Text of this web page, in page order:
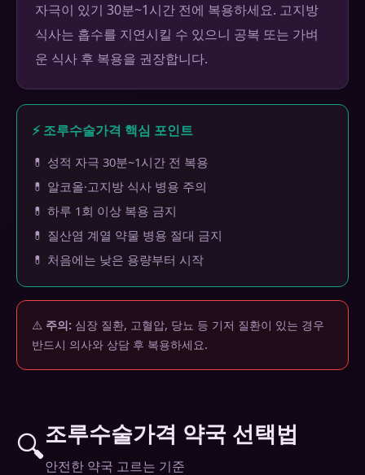
자극이 있기 30분~1시간 전에 복용하세요. 고지방
식사는 흡수를 지연시킬 수 있으니 공복 또는 가벼
운 식사 후 복용을 권장합니다.
⚡ 조루수술가격 핵심 포인트
💊 성적 자극 30분~1시간 전 복용
💊 알코올·고지방 식사 병용 주의
💊 하루 1회 이상 복용 금지
💊 질산염 계열 약물 병용 절대 금지
💊 처음에는 낮은 용량부터 시작
⚠️ 주의: 심장 질환, 고혈압, 당뇨 등 기저 질환이 있는 경우
반드시 의사와 상담 후 복용하세요.
🔍조루수술가격 약국 선택법
안전한 약국 고르는 기준